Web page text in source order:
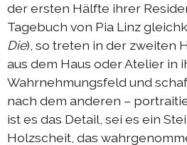
der ersten Hälfte ihrer
Tagebuch von Pia Linz
Die), so treten in der zweiten
aus dem Haus oder Atelier in
Wahrnehmungsfeld und
nach dem anderen –
ist es das Detail, sei es ein
Holzscheit, das